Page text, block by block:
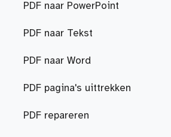
PDF naar PowerPoint
PDF naar Tekst
PDF naar Word
PDF pagina's uittrekken
PDF repareren